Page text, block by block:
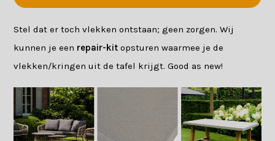
Stel dat er toch vlekken ontstaan; geen zorgen. Wij
kunnen je een repair-kit opsturen waarmee je de
vlekken/kringen uit de tafel krijgt. Good as new!